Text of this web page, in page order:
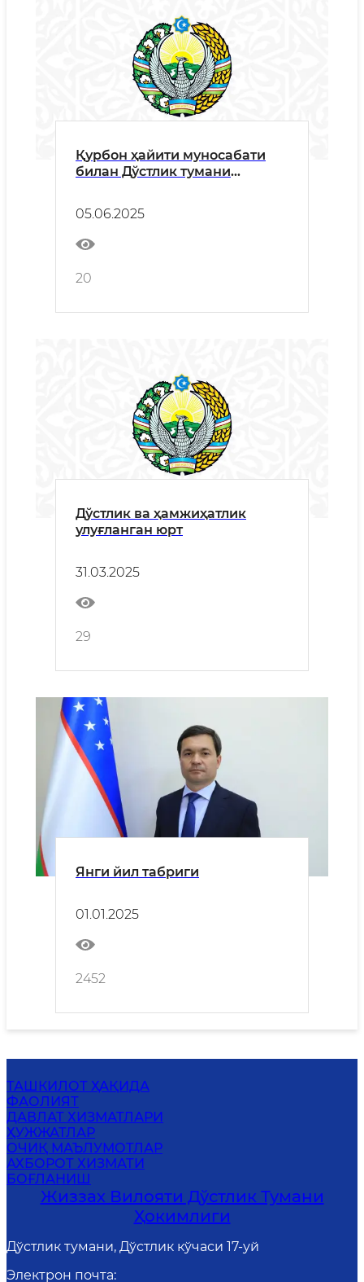
Қурбон ҳайити муносабати
билан Дўстлик тумани
05.06.2025
20
Дўстлик ва ҳамжиҳатлик
улуғланган юрт
31.03.2025
29
Янги йил табриги
01.01.2025
2452
ТАШКИЛОТ ҲАҚИДА
ФАОЛИЯТ
ДАВЛАТ ХИЗМАТЛАРИ
ҲУЖЖАТЛАР
ОЧИҚ МАЪЛУМОТЛАР
АХБОРОТ ХИЗМАТИ
БОҒЛАНИШ
Жиззах Вилояти Дўстлик Тумани
Ҳокимлиги
Дўстлик тумани, Дўстлик кўчаси 17-уй
Электрон почта: